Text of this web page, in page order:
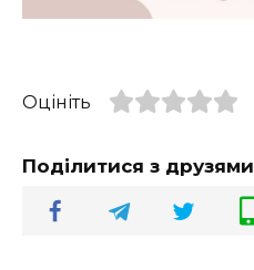
Оцініть
Поділитися з друзями